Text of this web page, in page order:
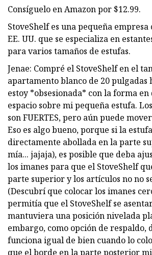
Consíguelo en Amazon por $12.99.
StoveShelf es una pequeña empresa
EE. UU. que se especializa en
para varios tamaños de estufas.
Jenae: Compré el StoveShelf en el
apartamento blanco de 20 pulgadas
estoy *obsesionada* con la forma
espacio sobre mi pequeña estufa.
son FUERTES, pero aún puede
Eso es algo bueno, porque si la
directamente abollada en la parte
mía... jajaja), es posible que deba
los imanes para que el StoveShelf
parte superior y los artículos no no
(Descubrí que colocar los imanes
permitía que el StoveShelf se
mantuviera una posición nivelada
embargo, como opción de respaldo,
funciona igual de bien cuando lo
que el borde en la parte posterior